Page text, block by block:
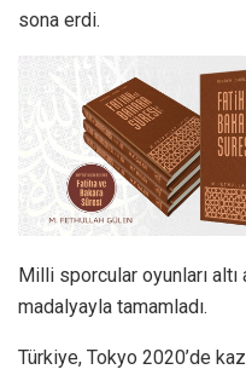
sona erdi.
Milli sporcular oyunları altı
madalyayla tamamladı.
Türkiye, Tokyo 2020’de